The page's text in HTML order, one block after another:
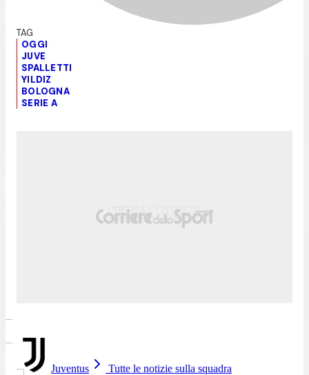
OGGI
JUVE
SPALLETTI
YILDIZ
BOLOGNA
SERIE A
Juventus Tutte le notizie sulla squadra